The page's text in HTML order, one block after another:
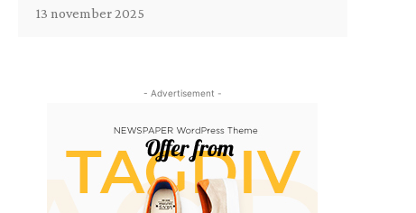
13 november 2025
- Advertisement -